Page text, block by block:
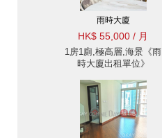
雨時大廈
HK$ 55,000 / 月
1房1廁,極高層,海景《雨
時大廈出租單位》